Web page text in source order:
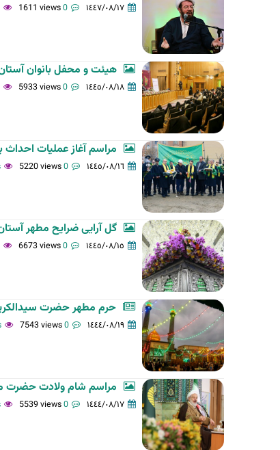
١٤٤٧/٠٨/١٧ 0 comments
1611 views
هیئت و محفل بانوان
١٤٤٥/٠٨/١٨ 0 comments
5933 views
مراسم آغاز عملیات احداث بیمارستان 240 تختخوابی حضرت
١٤٤٥/٠٨/١٦ 0 comments
5220 views
گل آرایی ضرایح مطهر
١٤٤٥/٠٨/١٥ 0 comments
6673 views
حرم مطهر حضرت
١٤٤٤/٠٨/١٩ 0 comments
7543 views
مراسم شام ولادت
١٤٤٤/٠٨/١٧ 0 comments
5539 views